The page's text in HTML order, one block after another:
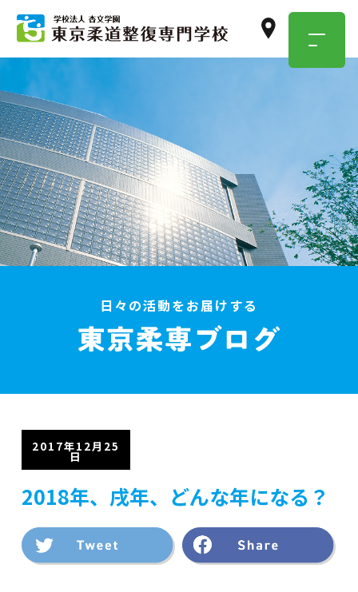
TOKYO JUSEN
OPEN
CAMPUS
学校のこと・職業のこと、
気になったらまずは参加！
資料請求
学校案内
学部紹介
実習施設
日々の活動をお届けする
2017年12月25
日
2018年、戌年、どんな年になる？